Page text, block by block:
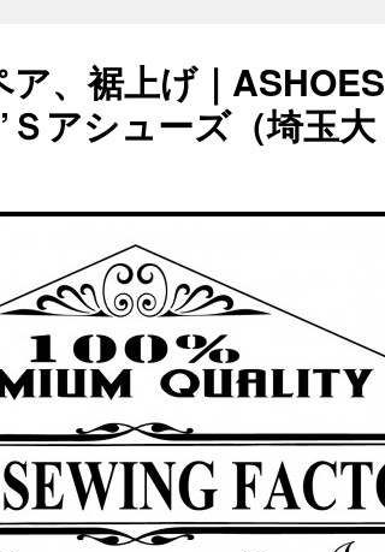
、裾上げ｜ASHOES
Ｓアシューズ（埼玉大